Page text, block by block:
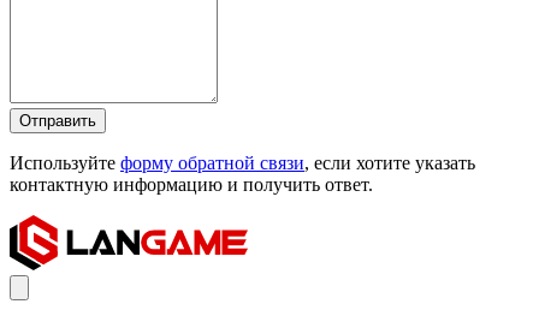
Отправить
Используйте форму обратной связи, если хотите указать
контактную информацию и получить ответ.